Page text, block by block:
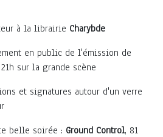
à la librairie Charybde
en public de l'émission de
sur la grande scène
et signatures autour d'un verre
belle soirée : Ground Control, 81